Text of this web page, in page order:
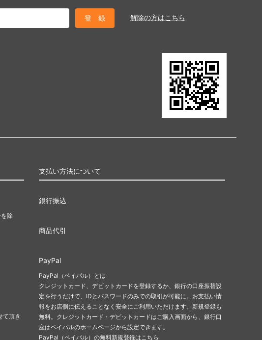
解除の方はこちら
除
て頂き
支払い方法について
銀行振込
商品代引
PayPal
PayPal（ペイパル）とは
クレジットカード、デビットカードを登録するか、銀行の口座振替設
定を行うだけで、IDとパスワードのみでの取引が可能に。お支払い情
報をお店側に伝えることなく安全にご利用いただけます。新規登録も
無料。クレジットカード・デビットカードはご購入画面から、銀行口
座はペイパルのホームページから設定できます。
PayPal（ペイパル）の無料新規登録はこちら